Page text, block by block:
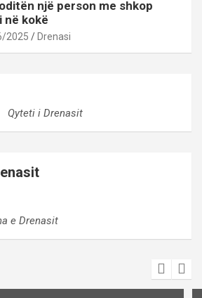
një person me shkop
në kokë
2025 Drenasi
Qyteti i Drenasit
e Drenasit